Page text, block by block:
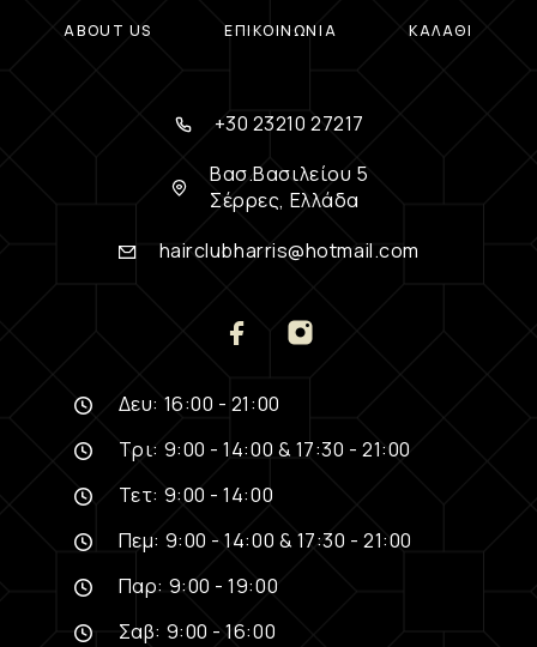
ABOUT US ΕΠΙΚΟΙΝΩΝΊΑ ΚΑΛΆΘΙ
+30 23210 27217
Βασ.Βασιλείου 5
Σέρρες, Ελλάδα
hairclubharris@hotmail.com
Δευ: 16:00 - 21:00
Τρι: 9:00 - 14:00 & 17:30 - 21:00
Τετ: 9:00 - 14:00
Πεμ: 9:00 - 14:00 & 17:30 - 21:00
Παρ: 9:00 - 19:00
Σαβ: 9:00 - 16:00